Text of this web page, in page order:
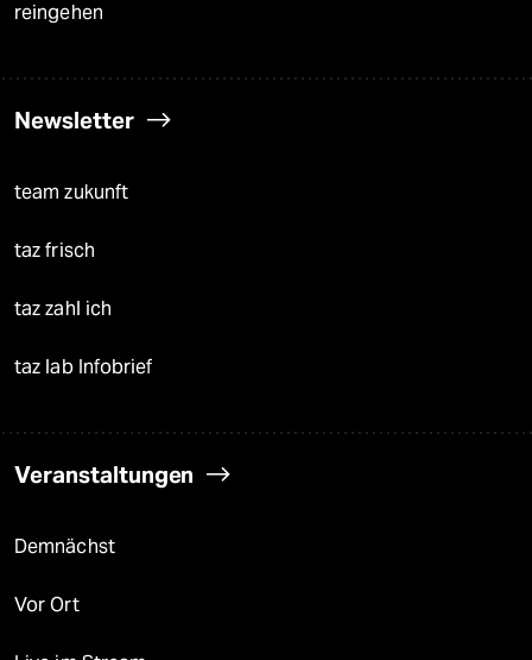
reingehen
Newsletter
team zukunft
taz frisch
taz zahl ich
taz lab Infobrief
Veranstaltungen
Demnächst
Vor Ort